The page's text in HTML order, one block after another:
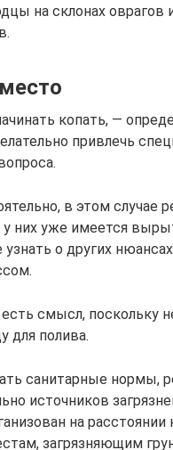
на склонах оврагов
копать, —
привлечь
в этом случае
у них уже имеется
узнать о других
смысл, поскольку
для полива.
санитарные нормы,
источников
на расстоянии
загрязняющим